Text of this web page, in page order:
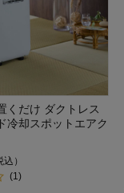
くだけ ダクトレス
冷却スポットエアク
込）
(1)